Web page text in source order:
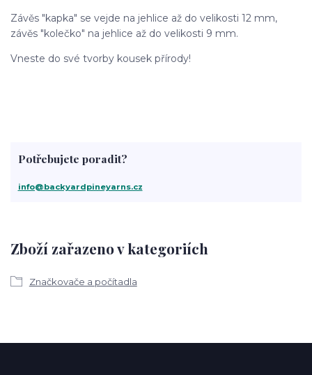
Závěs "kapka" se vejde na jehlice až do velikosti 12 mm,
závěs "kolečko" na jehlice až do velikosti 9 mm.
Vneste do své tvorby kousek přírody!
Zboží zařazeno v kategoriích
Značkovače a počítadla
Potřebujete poradit?
info@backyardpineyarns.cz